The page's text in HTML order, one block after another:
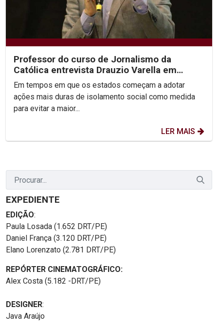
Professor do curso de Jornalismo da
Católica entrevista Drauzio Varella em
programa especial...
Em tempos em que os estados começam a adotar
ações mais duras de isolamento social como medida
para evitar a maior...
LER MAIS
EXPEDIENTE
EDIÇÃO:
Paula Losada (1.652 DRT/PE)
Daniel França (3.120 DRT/PE)
Elano Lorenzato (2.781 DRT/PE)
REPÓRTER CINEMATOGRÁFICO:
Alex Costa (5.182 -DRT/PE)
DESIGNER:
Java Araújo